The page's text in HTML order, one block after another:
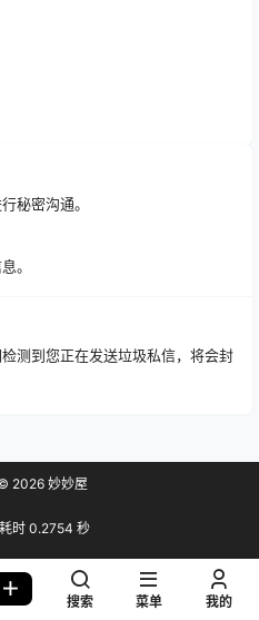
秘密沟通。
。
测到您正在发送垃圾私信，将会封
2026 妙妙屋
时 0.2754 秒
搜索 菜单 我的